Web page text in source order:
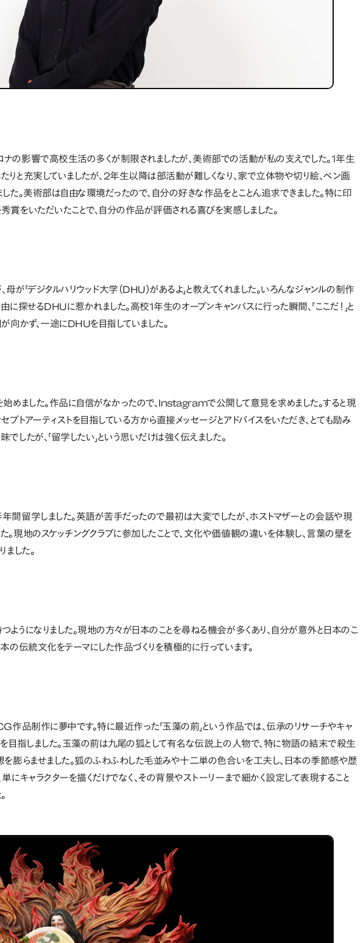
の影響で高校生活の多くが制限されましたが、美術部での活動が私の支えでした。1年生
りと充実していましたが、2年生以降は部活動が難しくなり、家で立体物や切り絵、ペン画
た。美術部は自由な環境だったので、自分の好きな作品をとことん追求できました。特に印
賞をいただいたことで、自分の作品が評価される喜びを実感しました。
が「デジタルハリウッド大学（DHU）があるよ」と教えてくれました。いろんなジャンルの制作
に探せるDHUに惹かれました。高校1年生のオープンキャンパスに行った瞬間、「ここだ！」と
向かず、一途にDHUを目指していました。
始めました。作品に自信がなかったので、Instagramで公開して意見を求めました。すると現
プトアーティストを目指している方から直接メッセージとアドバイスをいただき、とても励み
したが、「留学したい」という思いだけは強く伝えました。
間留学しました。英語が苦手だったので最初は大変でしたが、ホストマザーとの会話や現
。現地のスケッチングクラブに参加したことで、文化や価値観の違いを体験し、言葉の壁を
ました。
うになりました。現地の方々が日本のことを尋ねる機会が多くあり、自分が意外と日本のこ
の伝統文化をテーマにした作品づくりを積極的に行っています。
品制作に夢中です。特に最近作った「玉藻の前」という作品では、伝承のリサーチやキャ
を目指しました。玉藻の前は九尾の狐として有名な伝説上の人物で、特に物語の結末で殺生
を膨らませました。狐のふわふわした毛並みや十二単の色合いを工夫し、日本の季節感や歴
にキャラクターを描くだけでなく、その背景やストーリーまで細かく設定して表現すること